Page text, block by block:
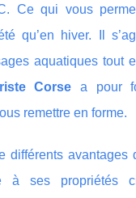
Ce qui vous
qu’en hiver. Il
aquatiques tout
Corse a pour
remettre en forme.
différents avantages
à ses propriétés